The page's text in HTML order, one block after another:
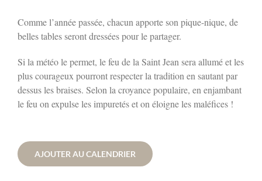
Comme l’année passée, chacun apporte son pique-nique, de
belles tables seront dressées pour le partager.
Si la météo le permet, le feu de la Saint Jean sera allumé et les
plus courageux pourront respecter la tradition en sautant par
dessus les braises. Selon la croyance populaire, en enjambant
le feu on expulse les impuretés et on éloigne les maléfices !
AJOUTER AU CALENDRIER